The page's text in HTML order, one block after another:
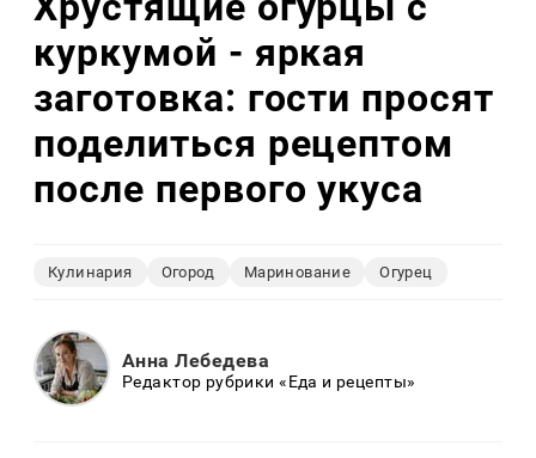
куркумой - яркая
заготовка: гости просят
поделиться рецептом
после первого укуса
Кулинария Огород Маринование Огурец
Анна Лебедева
Редактор рубрики «Еда и рецепты»